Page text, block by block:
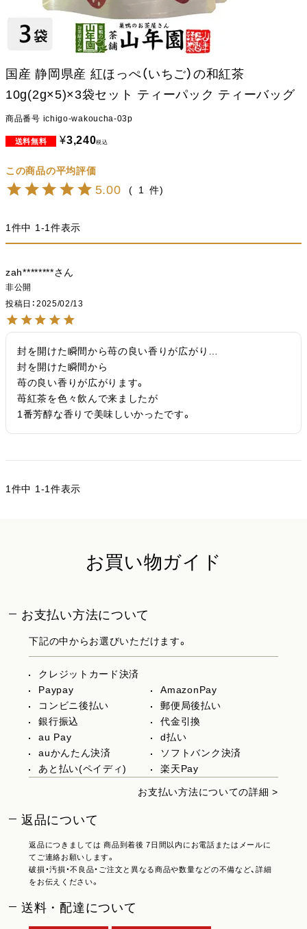
国産 静岡県産 紅ほっぺ（いちご）の和紅茶
10g(2g×5)×3袋セット ティーパック ティーバッグ
商品番号 ichigo-wakoucha-03p
¥3,240税込
5.00 1
1件中 1-1件表示
zah********
非公開
投稿日
2025/02/13
封を開けた瞬間から苺の良い香りが広がり…
封を開けた瞬間から
苺の良い香りが広がります。
苺紅茶を色々飲んで来ましたが
1番芳醇な香りで美味しいかったです。
1件中 1-1件表示
お買い物ガイド
お支払い方法について
下記の中からお選びいただけます。
クレジットカード決済
Paypay
AmazonPay
コンビニ後払い
郵便局後払い
銀行振込
代金引換
au Pay
d払い
auかんたん決済
ソフトバンク決済
あと払い(ペイディ)
楽天Pay
お支払い方法についての詳細 >
返品について
返品につきましては 商品到着後 7日間以内にお電話またはメールに
てご連絡お願いします。
破損・汚損・不良品・ご注文と異なる商品や数量などの不備など、詳細
をお伝えください。
送料・配達について